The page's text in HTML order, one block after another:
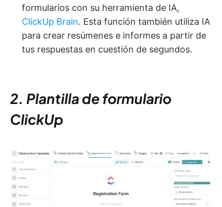
formularios con su herramienta de IA,
ClickUp Brain. Esta función también utiliza IA
para crear resúmenes e informes a partir de
tus respuestas en cuestión de segundos.
2. Plantilla de formulario
ClickUp